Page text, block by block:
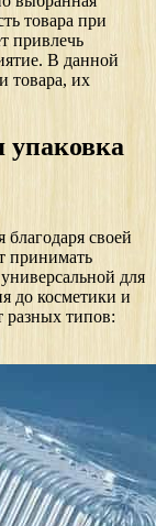
товара при
привлечь
В данной
товара, их
благодаря своей
принимать
для
до косметики и
разных типов: